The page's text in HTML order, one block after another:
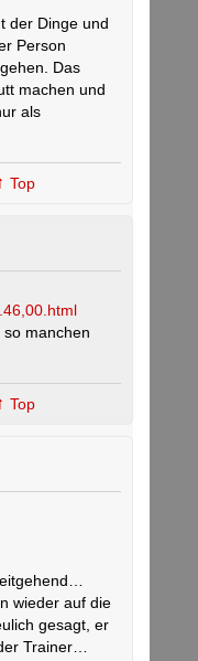
der Dinge und
Person
Das
machen und
als
Top
manchen
Top
wieder auf die
gesagt, er
Trainer…